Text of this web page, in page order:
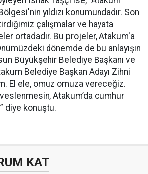
yıldızı konumundadır. Son
çalışmalar ve hayata
ortadadır. Bu projeler, Atakum'a
dönemde de bu anlayışın
Büyükşehir Belediye Başkanı ve
Belediye Başkan Adayı Zihni
El ele, omuz omuza vereceğiz.
Atakum’da cumhur
diye konuştu.
KAT